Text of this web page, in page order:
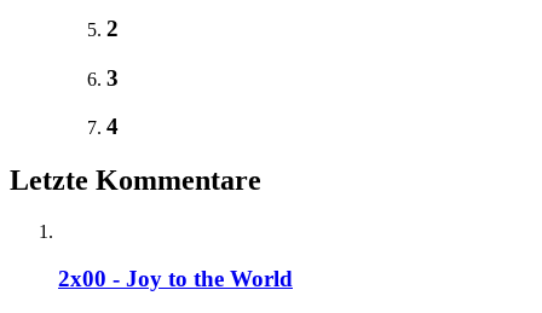
2
3
4
Letzte Kommentare
2x00 - Joy to the World